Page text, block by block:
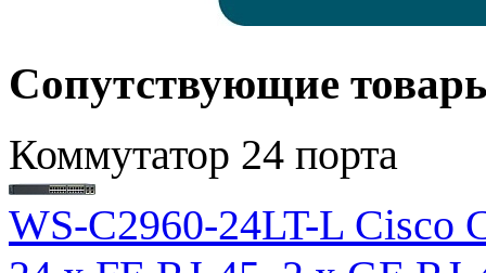
Сопутствующие
Коммутатор 24 порта
WS-C2960-24LT-L Cisco